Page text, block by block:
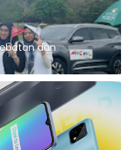
dan